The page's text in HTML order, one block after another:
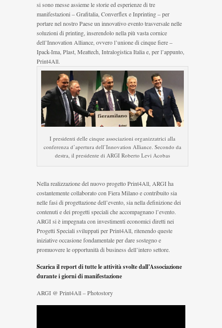
si sono messe assieme le storie ed esperienze di tre
manifestazioni – Grafitalia, Converflex e Inprinting – per
portare nel nostro Paese un innovativo evento trasversale nelle
soluzioni di printing, inserendolo nella più vasta cornice
dell’Innovation Alliance, ovvero l’unione di cinque fiere –
Ipack-Ima, Plast, Meattech, Intralogistica Italia e, per l’appunto,
Print4All.
I presidenti delle cinque associazioni organizzatrici alla
conferenza d’apertura dell’Innovation Alliance. Secondo da
destra, il presidente di ARGI Roberto Levi Acobas
Nella realizzazione del nuovo progetto Print4All, ARGI ha
costantemente collaborato con Fiera Milano e contribuito sia
nelle fasi di progettazione dell’evento, sia nella definizione dei
contenuti e dei progetti speciali che accompagnano l’evento.
ARGI si è impegnata con investimenti economici diretti nei
Progetti Speciali sviluppati per Print4All, ritenendo queste
iniziative occasione fondamentale per dare sostegno e
promuovere le opportunità di business dell’intero settore.
Scarica il report di tutte le attività svolte dall’Associazione
durante i giorni di manifestazione
ARGI @ Print4All – Photostory